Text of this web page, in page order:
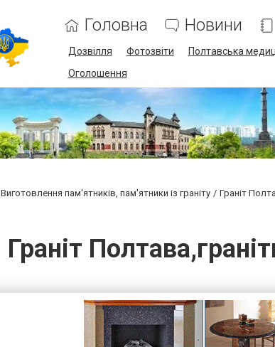
Головна Новини
Дозвілля Фотозвіти Полтавська
Оголошення
Виготовлення пам'ятників, пам'ятники із граніту Граніт
Граніт